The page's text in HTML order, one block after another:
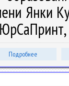
Янки
Подробнее